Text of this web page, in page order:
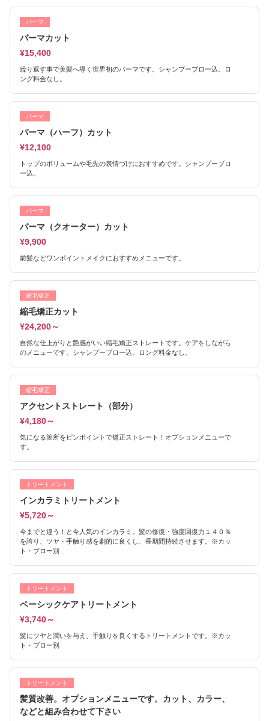
パーマ
パーマカット
¥15,400
繰り返す事で美髪へ導く世界初のパーマです。シャンプーブロー込。ロ
ング料金なし。
パーマ
パーマ（ハーフ）カット
¥12,100
トップのボリュームや毛先の表情づけにおすすめです。シャンプーブロ
ー込。
パーマ
パーマ（クオーター）カット
¥9,900
前髪などワンポイントメイクにおすすめメニューです。
縮毛矯正
縮毛矯正カット
¥24,200～
自然な仕上がりと艶感がいい縮毛矯正ストレートです。ケアをしながら
のメニューです。シャンプーブロー込。ロング料金なし。
縮毛矯正
アクセントストレート（部分）
¥4,180～
気になる箇所をピンポイントで矯正ストレート！オプションメニューで
す。
トリートメント
インカラミトリートメント
¥5,720～
今までと違う！と今人気のインカラミ。髪の修復・強度回復力１４０％
を誇り、ツヤ・手触り感を劇的に良くし、長期間持続させます。※カッ
ト・ブロー別
トリートメント
ベーシックケアトリートメント
¥3,740～
髪にツヤと潤いを与え、手触りを良くするトリートメントです。※カッ
ト・ブロー別
トリートメント
髪質改善。オプションメニューです。カット、カラー、
などと組み合わせて下さい